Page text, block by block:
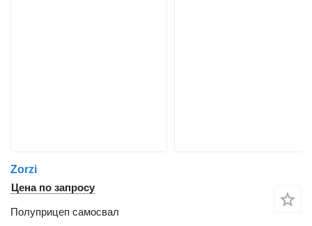
Zorzi
Цена по запросу
Полуприцеп самосвал